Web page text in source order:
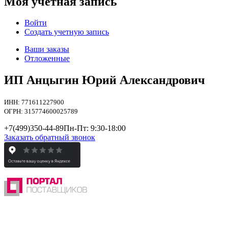
Войти
Создать учетную запись
Ваши заказы
Отложенные
ИП Анцыгин Юрий Александрович
ИНН: 771611227900
ОГРН: 315774600025789
+7(499)350-44-89Пн-Пт: 9:30-18:00
Заказать обратный звонок